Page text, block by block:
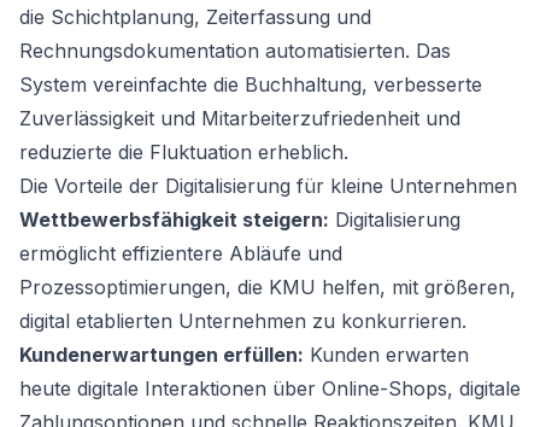
die Schichtplanung, Zeiterfassung und
Rechnungsdokumentation automatisierten. Das
System vereinfachte die Buchhaltung, verbesserte
Zuverlässigkeit und Mitarbeiterzufriedenheit und
reduzierte die Fluktuation erheblich.
Die Vorteile der Digitalisierung für kleine Unternehmen
Wettbewerbsfähigkeit steigern: Digitalisierung
ermöglicht effizientere Abläufe und
Prozessoptimierungen, die KMU helfen, mit größeren,
digital etablierten Unternehmen zu konkurrieren.
Kundenerwartungen erfüllen: Kunden erwarten
heute digitale Interaktionen über Online-Shops, digitale
Zahlungsoptionen und schnelle Reaktionszeiten. KMU,